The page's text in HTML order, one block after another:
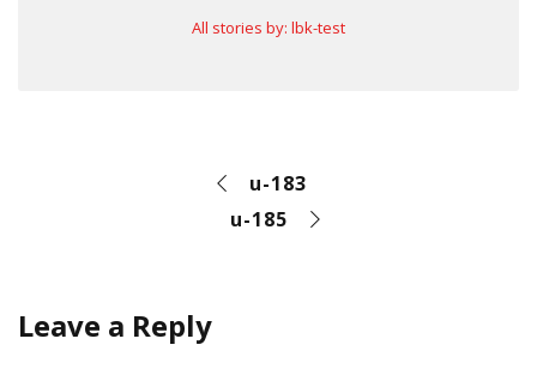
All stories by: lbk-test
u-183
u-185
Leave a Reply